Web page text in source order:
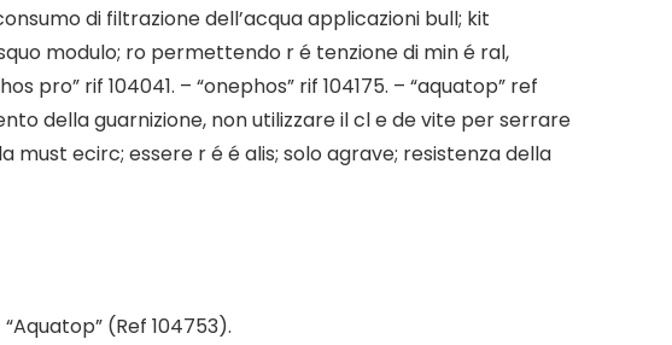
di filtrazione dell’acqua applicazioni bull; kit
modulo; ro permettendo r é tenzione di min é ral,
rif 104041. – “onephos” rif 104175. – “aquatop” ref
della guarnizione, non utilizzare il cl e de vite per serrare
ecirc; essere r é é alis; solo agrave; resistenza della
(Ref 104753).